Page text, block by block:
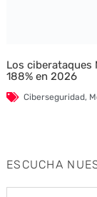
Los ciberataques
188% en 2026
Ciberseguridad,
ESCUCHA